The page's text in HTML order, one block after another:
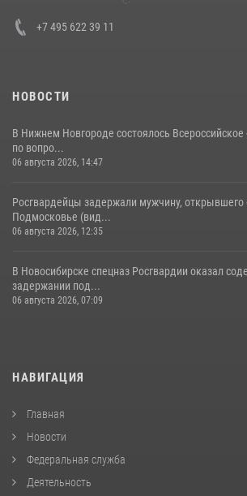
+7 495 622 39 11
НОВОСТИ
В Нижнем Новгороде состоялось
по вопро...
06 августа 2026, 14:47
Росгвардейцы задержали мужчину, открывшего
Подмосковье (вид...
06 августа 2026, 12:35
В Новосибирске спецназ Росгвардии оказал
задержании под...
06 августа 2026, 07:09
НАВИГАЦИЯ
Главная
Новости
Федеральная служба
Деятельность